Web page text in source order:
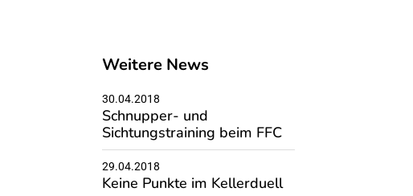
Weitere News
30.04.2018
Schnupper- und
Sichtungstraining beim FFC
29.04.2018
Keine Punkte im Kellerduell